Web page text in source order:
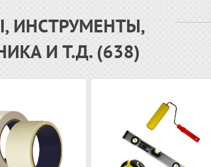
ИНСТРУМЕНТЫ,
И Т.Д. (638)